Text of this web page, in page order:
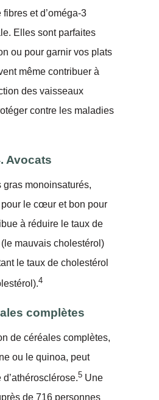
et d’oméga-3
Elles sont parfaites
ou pour garnir vos plats
même contribuer à
des vaisseaux
contre les maladies
Avocats
gras monoinsaturés,
pour le cœur et bon pour
à réduire le taux de
mauvais cholestérol)
le taux de cholestérol
4
complètes
de céréales complètes,
ou le quinoa, peut
5 Une
de 716 personnes